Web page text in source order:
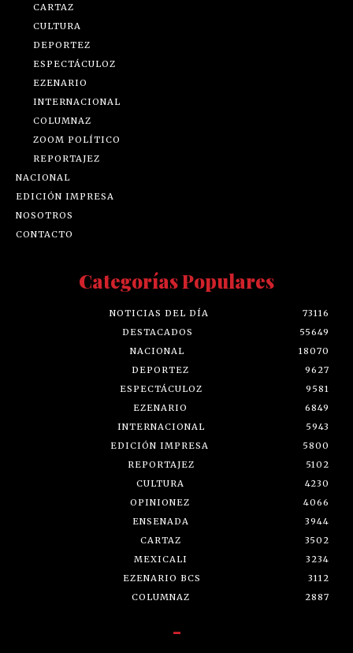
CARTAZ
CULTURA
DEPORTEZ
ESPECTÁCULOZ
EZENARIO
INTERNACIONAL
COLUMNAZ
ZOOM POLÍTICO
REPORTAJEZ
NACIONAL
EDICIÓN IMPRESA
NOSOTROS
CONTACTO
Categorías Populares
NOTICIAS DEL DÍA
73116
DESTACADOS
55649
NACIONAL
18070
DEPORTEZ
9627
ESPECTÁCULOZ
9581
EZENARIO
6849
INTERNACIONAL
5943
EDICIÓN IMPRESA
5800
REPORTAJEZ
5102
CULTURA
4230
OPINIONEZ
4066
ENSENADA
3944
CARTAZ
3502
MEXICALI
3234
EZENARIO BCS
3112
COLUMNAZ
2887
-